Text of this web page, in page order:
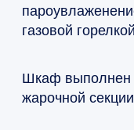
газовой
Шкаф выполнен
жарочной